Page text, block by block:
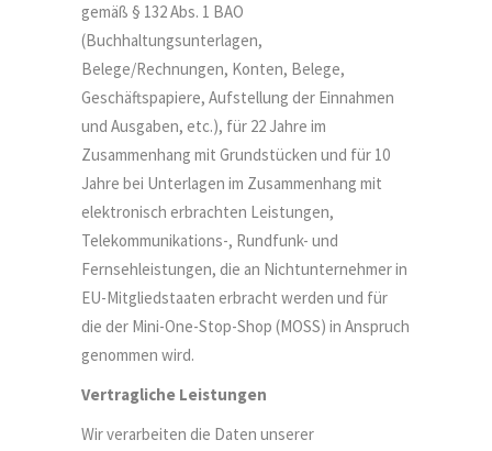
gemäß § 132 Abs. 1 BAO
(Buchhaltungsunterlagen,
Belege/Rechnungen, Konten, Belege,
Geschäftspapiere, Aufstellung der Einnahmen
und Ausgaben, etc.), für 22 Jahre im
Zusammenhang mit Grundstücken und für 10
Jahre bei Unterlagen im Zusammenhang mit
elektronisch erbrachten Leistungen,
Telekommunikations-, Rundfunk- und
Fernsehleistungen, die an Nichtunternehmer in
EU-Mitgliedstaaten erbracht werden und für
die der Mini-One-Stop-Shop (MOSS) in Anspruch
genommen wird.
Vertragliche Leistungen
Wir verarbeiten die Daten unserer